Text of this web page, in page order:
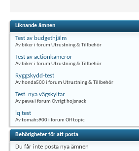
Liknande ämnen
Test av budgethjälm
Av biker i forum Utrustning & Tillbehör
Test av actionkameror
Av biker i forum Utrustning & Tillbehör
Ryggskydd-test
Av honda500 i forum Utrustning & Tillbehör
Test: nya vägskyltar
Av pewa i forum Övrigt hojsnack
iq test
Av tomahs900 i forum Off topic
Behörigheter för att posta
Du får inte posta nya ämnen